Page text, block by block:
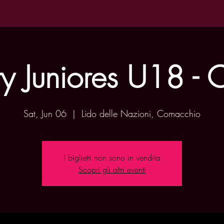
Juniores U18 -
Sat, Jun 06
  |
Lido delle Nazioni, Comacchio
I biglietti non sono in vendita
Scopri gli altri eventi